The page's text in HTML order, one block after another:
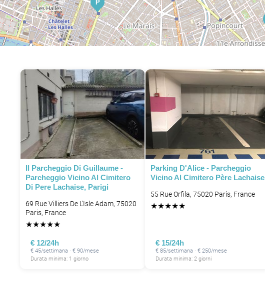
P
P
P
Il Parcheggio Di Guillaume -
Parcheggio Vicino Al Cimitero
Di Pere Lachaise, Parigi
69 Rue Villiers De L'Isle Adam, 75020
Paris, France
★★★★★
€ 12/24h
€ 45/settimana · € 90/mese
Durata minima: 1 giorno
Parking D'Alice - Parcheggio
Vicino Al Cimitero Père Lachaise
55 Rue Orfila, 75020 Paris, France
★★★★★
€ 15/24h
€ 85/settimana · € 250/mese
Durata minima: 2 giorni